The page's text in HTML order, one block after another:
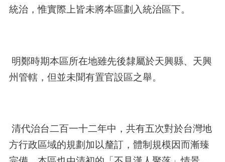
統治，惟實際上皆未將本區劃入統治區下。
明鄭時期本區所在地雖先後隸屬於天興縣、天興
州管轄，但並未聞有置官設區之舉。
清代治台二百一十二年中，共有五次對於台灣地
方行政區域的規劃加以釐訂，體制規模因而漸臻